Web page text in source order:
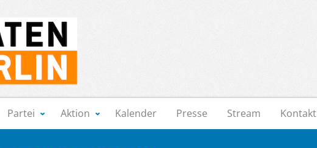
Partei Aktion Kalender Presse Stream Kontakt